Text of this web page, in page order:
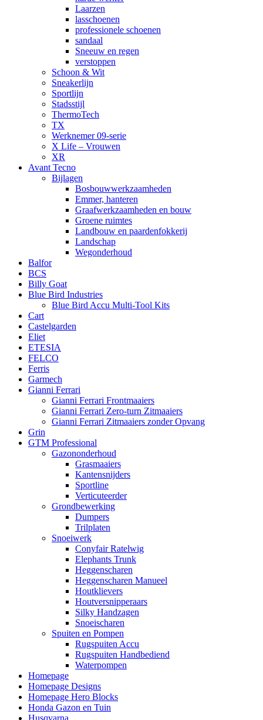
Laarzen
lasschoenen
professionele schoenen
sandaal
Sneeuw en regen
verstoppen
Schoon & Wit
Sneakerlijn
Sportlijn
Stadsstijl
ThermoTech
TX
Werknemer 09-serie
X Life – Vrouwen
XR
Avant Tecno
Bijlagen
Bosbouwwerkzaamheden
Emmer, hanteren
Graafwerkzaamheden en bouw
Groene ruimtes
Landbouw en paardenfokkerij
Landschap
Wegonderhoud
Balfor
BCS
Billy Goat
Blue Bird Industries
Blue Bird Accu Multi-Tool Kits
Cart
Castelgarden
Eliet
ETESIA
FELCO
Ferris
Garmech
Gianni Ferrari
Gianni Ferrari Frontmaaiers
Gianni Ferrari Zero-turn Zitmaaiers
Gianni Ferrari Zitmaaiers zonder Opvang
Grin
GTM Professional
Gazononderhoud
Grasmaaiers
Kantensnijders
Sportline
Verticuteerder
Grondbewerking
Dumpers
Trilplaten
Snoeiwerk
Conyfair Ratelwig
Elephants Trunk
Heggenscharen
Heggenscharen Manueel
Houtklievers
Houtversnipperaars
Silky Handzagen
Snoeischaren
Spuiten en Pompen
Rugspuiten Accu
Rugspuiten Handbediend
Waterpompen
Homepage
Homepage Designs
Homepage Hero Blocks
Honda Gazon en Tuin
Husqvarna